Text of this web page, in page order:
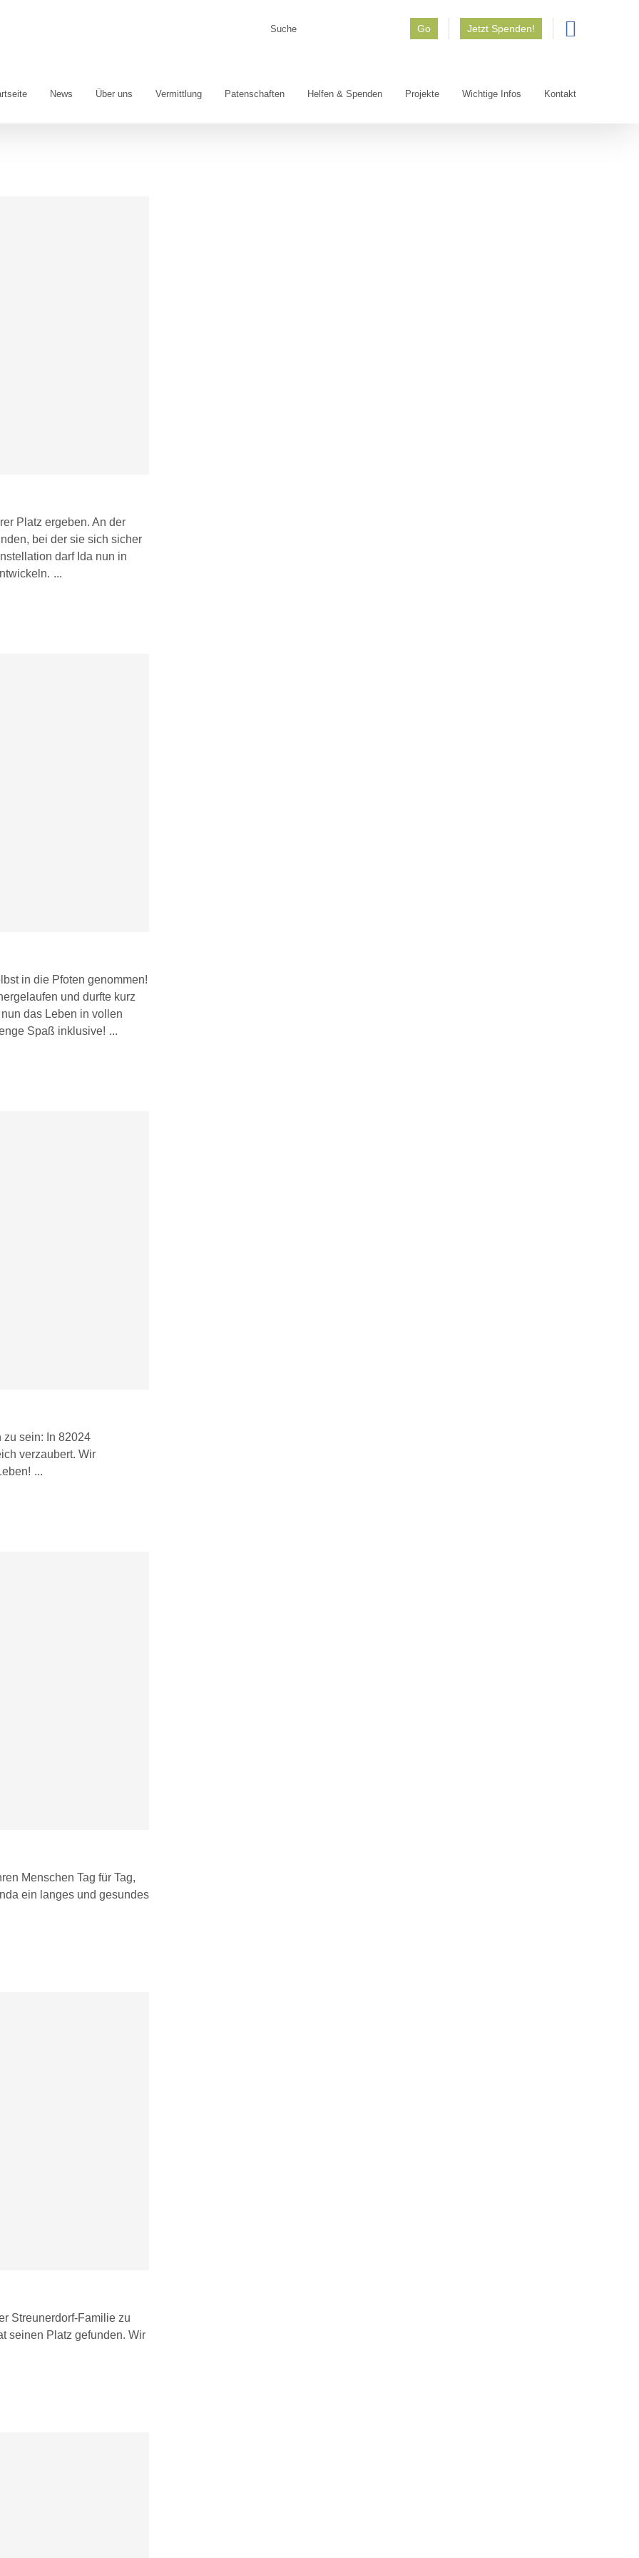
Go Jetzt Spenden!
News Über uns Vermittlung Patenschaften Helfen & Spenden Projekte Wichtige Infos Kontakt
Platz ergeben. An der
bei der sie sich sicher
darf Ida nun in
in die Pfoten genommen!
und durfte kurz
das Leben in vollen
Spaß inklusive!
zu sein: In 82024
verzaubert. Wir
Menschen Tag für Tag,
ein langes und gesundes
Streunerdorf-Familie zu
seinen Platz gefunden. Wir